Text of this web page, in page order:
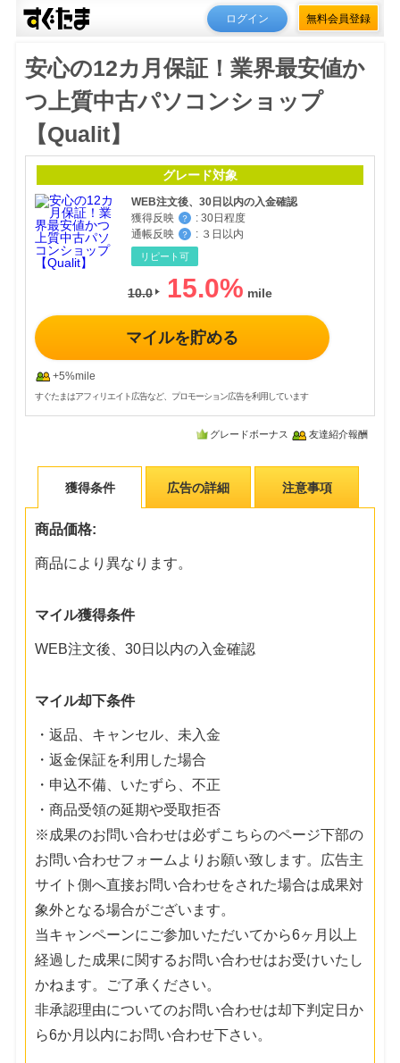
ログイン 無料会員登録
安心の12カ月保証！業界最安値か
つ上質中古パソコンショップ
【Qualit】
グレード対象
WEB注文後、30日以内の入金確認
獲得反映
？ : 30日程度
通帳反映
？ : ３日以内
リピート可
10.0 15.0%
マイルを貯める
+5%mile
すぐたまはアフィリエイト広告など、プロモーション広告を利用しています
グレードボーナス 友達紹介報酬
獲得条件 広告の詳細 注意事項
商品価格:
商品により異なります。
マイル獲得条件
WEB注文後、30日以内の入金確認
マイル却下条件
・返品、キャンセル、未入金
・返金保証を利用した場合
・申込不備、いたずら、不正
・商品受領の延期や受取拒否
※成果のお問い合わせは必ずこちらのページ下部の
お問い合わせフォームよりお願い致します。広告主
サイト側へ直接お問い合わせをされた場合は成果対
象外となる場合がございます。
当キャンペーンにご参加いただいてから6ヶ月以上
経過した成果に関するお問い合わせはお受けいたし
かねます。ご了承ください。
非承認理由についてのお問い合わせは却下判定日か
ら6か月以内にお問い合わせ下さい。